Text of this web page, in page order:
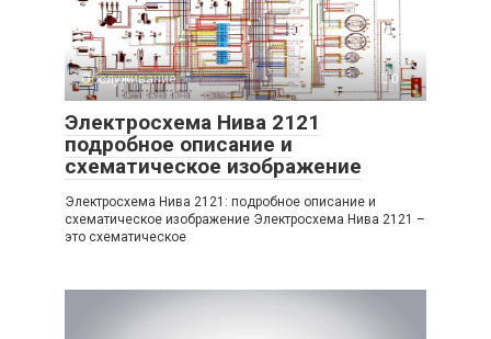
Обслуживание 0
Электросхема Нива 2121
подробное описание и
схематическое изображение
Электросхема Нива 2121: подробное описание и
схематическое изображение Электросхема Нива 2121 –
это схематическое